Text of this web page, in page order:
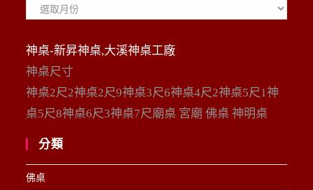
神桌-新昇神桌,大溪神桌工廠
神桌尺寸
神桌2尺2神桌2尺9神桌3尺6神桌4尺2神桌5尺1神
桌5尺8神桌6尺3神桌7尺廟桌 宮廟 佛桌 神明桌
分類
佛桌